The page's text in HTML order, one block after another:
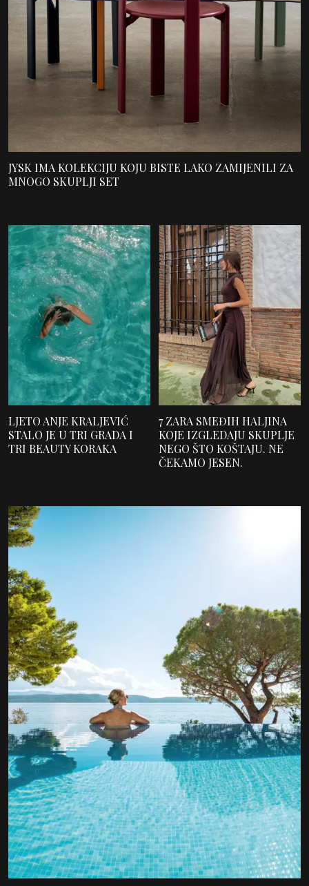
JYSK IMA KOLEKCIJU KOJU BISTE LAKO ZAMIJENILI ZA
MNOGO SKUPLJI SET
LJETO ANJE KRALJEVIĆ
STALO JE U TRI GRADA I
TRI BEAUTY KORAKA
7 ZARA SMEĐIH HALJINA
KOJE IZGLEDAJU SKUPLJE
NEGO ŠTO KOŠTAJU. NE
ČEKAMO JESEN.